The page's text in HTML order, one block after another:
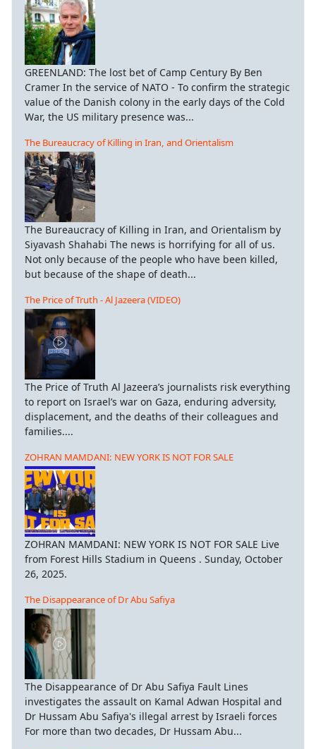
GREENLAND: The lost bet of Camp Century By Ben
Cramer In the service of NATO - To confirm the strategic
value of the Danish colony in the early days of the Cold
War, the US military presence was...
The Bureaucracy of Killing in Iran, and Orientalism
The Bureaucracy of Killing in Iran, and Orientalism by
Siyavash Shahabi The news is horrifying for all of us.
Not only because of the people who have been killed,
but because of the shape of death...
The Price of Truth - Al Jazeera (VIDEO)
The Price of Truth Al Jazeera’s journalists risk everything
to report on Israel’s war on Gaza, enduring adversity,
displacement, and the deaths of their colleagues and
families....
ZOHRAN MAMDANI: NEW YORK IS NOT FOR SALE
ZOHRAN MAMDANI: NEW YORK IS NOT FOR SALE Live
from Forest Hills Stadium in Queens . Sunday, October
26, 2025.
The Disappearance of Dr Abu Safiya
The Disappearance of Dr Abu Safiya Fault Lines
investigates the assault on Kamal Adwan Hospital and
Dr Hussam Abu Safiya's illegal arrest by Israeli forces
For more than two decades, Dr Hussam Abu...